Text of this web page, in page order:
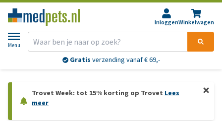
InloggenWinkelwagen
Menu
Gratis verzending vanaf € 69,-
Trovet Week: tot 15% korting op Trovet Lees
meer